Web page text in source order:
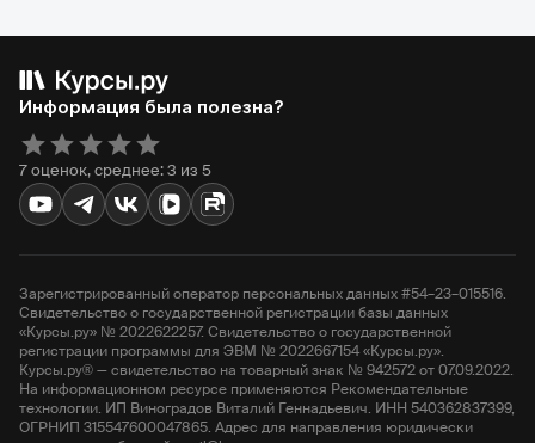
Информация была полезна?
7 оценок, среднее: 3 из 5
Зарегистрированный оператор персональных данных #54–23–015516.
Свидетельство о государственной регистрации базы данных
«Курсы.ру» № 2022622257. Свидетельство о государственной
регистрации программы для ЭВМ № 2022667154 «Курсы.ру».
Курсы.ру® — свидетельство на товарный знак № 942572 от 07.09.2022.
На информационном ресурсе применяются Рекомендательные
технологии. ИП Виноградов Виталий Геннадьевич. ИНН 540362837399,
ОГРНИП 315547600047865. Адрес для направления юридически